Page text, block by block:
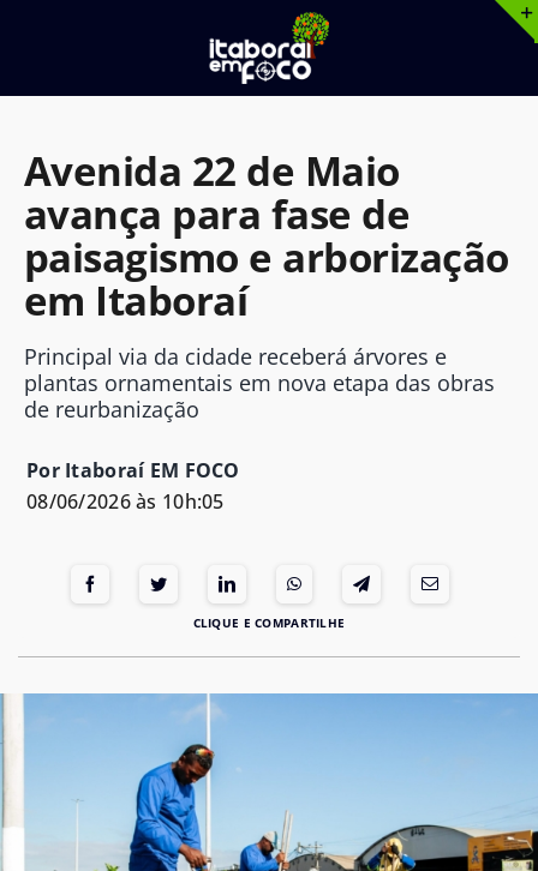
o
Avenida 22 de Maio
avança para fase de
paisagismo e arborização
em Itaboraí
Principal via da cidade receberá árvores e
plantas ornamentais em nova etapa das obras
de reurbanização
Por Itaboraí EM FOCO
08/06/2026 às 10h:05